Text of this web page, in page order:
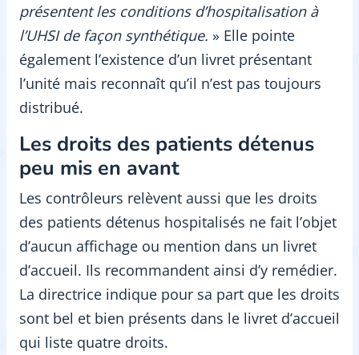
présentent les conditions d’hospitalisation à
l’UHSI de façon synthétique. » Elle pointe
également l’existence d’un livret présentant
l’unité mais reconnaît qu’il n’est pas toujours
distribué.
Les droits des patients détenus
peu mis en avant
Les contrôleurs relèvent aussi que les droits
des patients détenus hospitalisés ne fait l’objet
d’aucun affichage ou mention dans un livret
d’accueil. Ils recommandent ainsi d’y remédier.
La directrice indique pour sa part que les droits
sont bel et bien présents dans le livret d’accueil
qui liste quatre droits.